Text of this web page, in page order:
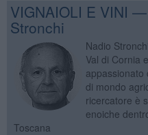
VIGNAIOLI E VINI
Stronchi
Nadio
Val di Cornia
appassionato
di mondo
ricercatore è
enoiche
Toscana